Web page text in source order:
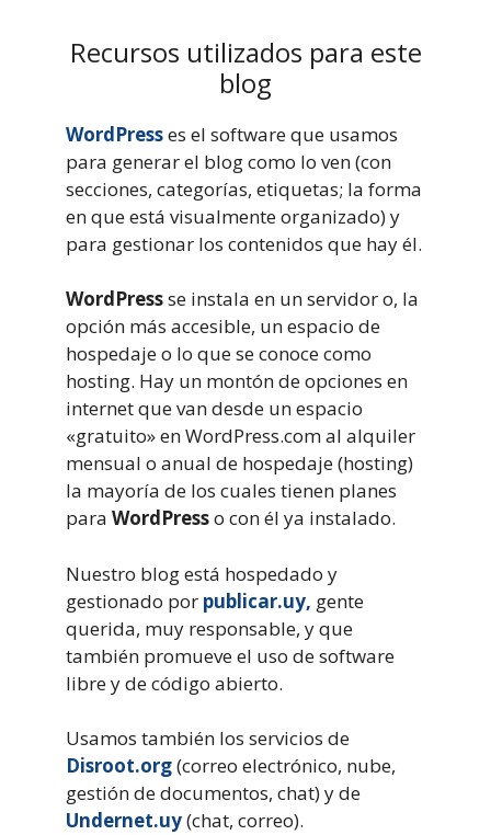
Recursos utilizados para este
blog
WordPresses el software que usamos
para generar el blog como lo ven (con
secciones, categorías, etiquetas; la forma
en que está visualmente organizado) y
para gestionar los contenidos que hay él.
WordPressse instala en un servidor o, la
opción más accesible, un espacio de
hospedaje o lo que se conoce como
hosting. Hay un montón de opciones en
internet que van desde un espacio
«gratuito» en WordPress.com al alquiler
mensual o anual de hospedaje (hosting)
la mayoría de los cuales tienen planes
para WordPresso con él ya instalado.
Nuestro blog está hospedado y
gestionado por publicar.uy, gente
querida, muy responsable, y que
también promueve el uso de software
libre y de código abierto.
Usamos también los servicios de
Disroot.org(correo electrónico, nube,
gestión de documentos, chat) y de
Undernet.uy(chat, correo).